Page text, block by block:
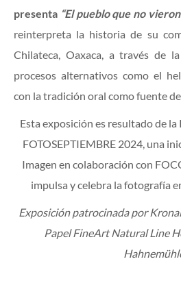
presenta “El pueblo que no
reinterpreta la historia de su
Chilateca, Oaxaca, a través de
procesos alternativos como el
con la tradición oral como fuente
Esta exposición es resultado de
FOTOSEPTIEMBRE 2024, una
Imagen en colaboración con
impulsa y celebra la fotografía
Exposición patrocinada por
Papel FineArt Natural Line